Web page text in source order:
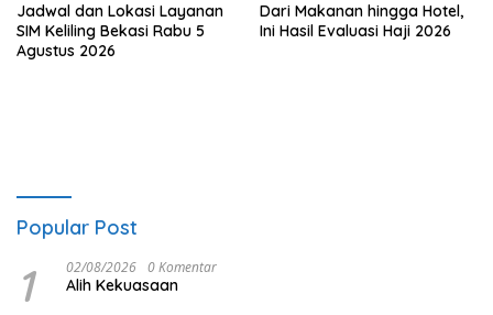
Jadwal dan Lokasi Layanan
SIM Keliling Bekasi Rabu 5
Agustus 2026
Dari Makanan hingga Hotel,
Ini Hasil Evaluasi Haji 2026
Popular Post
1 02/08/2026 0 Komentar
Alih Kekuasaan